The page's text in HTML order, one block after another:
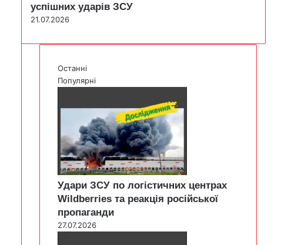
успішних ударів ЗСУ
21.07.2026
Останні
Популярні
Удари ЗСУ по логістичних центрах
Wildberries та реакція російської
пропаганди
27.07.2026